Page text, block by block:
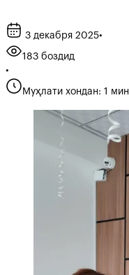
3 декабря 2025•
183 боздид
•
Муҳлати хондан: 1 мин